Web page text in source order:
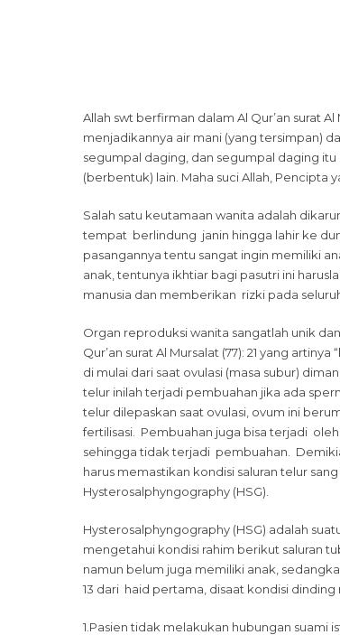
Allah swt berfirman dalam Al Qur’an surat
menjadikannya air mani (yang tersimpan)
segumpal daging, dan segumpal daging
(berbentuk) lain. Maha suci Allah, Pencipta
Salah satu keutamaan wanita adalah
tempat berlindung janin hingga lahir ke
pasangannya tentu sangat ingin memiliki
anak, tentunya ikhtiar bagi pasutri ini
manusia dan memberikan rizki pada
Organ reproduksi wanita sangatlah unik
Qur’an surat Al Mursalat (77): 21 yang
di mulai dari saat ovulasi (masa subur)
telur inilah terjadi pembuahan jika ada
telur dilepaskan saat ovulasi, ovum ini
fertilisasi. Pembuahan juga bisa terjadi
sehingga tidak terjadi pembuahan.
harus memastikan kondisi saluran telur
Hysterosalphyngography (HSG).
Hysterosalphyngography (HSG) adalah
mengetahui kondisi rahim berikut saluran
namun belum juga memiliki anak,
13 dari haid pertama, disaat kondisi
1.Pasien tidak melakukan hubungan suami